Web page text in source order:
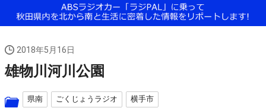
2018年5月16日
雄物川河川公園
県南 ごくじょうラジオ 横手市